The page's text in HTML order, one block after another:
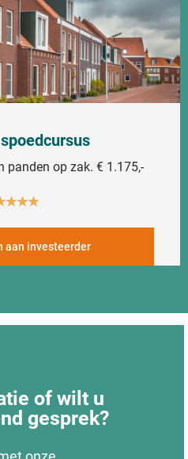
panden op zak. € 1.175,-
★★★
aan investeerder
of wilt u
gesprek?